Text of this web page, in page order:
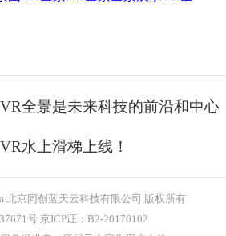
全景是未来科技的前沿和中心
水上滑梯上线！
北京同创蓝天云科技有限公司 版权所有
号 京ICP证：B2-20170102